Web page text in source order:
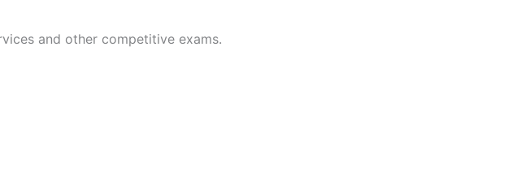
and other competitive exams.